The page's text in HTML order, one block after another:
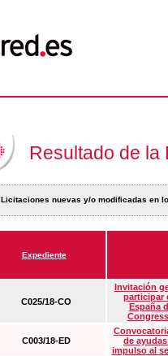
Resultado de la
Licitaciones nuevas y/o modificadas en
Expediente
C025/18-CO
Invitación
participar
España
C003/18-ED
de
impulso al